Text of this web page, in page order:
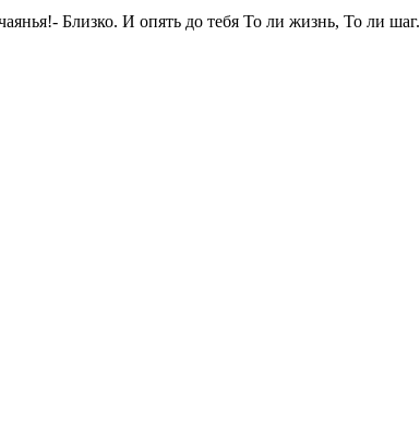
Близко. И опять до тебя То ли жизнь, То ли шаг.